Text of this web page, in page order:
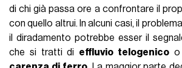
di chi già passa ore a confrontare il
con quello altrui. In alcuni casi, il
il diradamento potrebbe esser il
che si tratti di effluvio telogenicoo